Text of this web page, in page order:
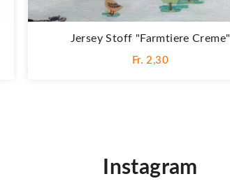
Jersey Stoff "Farmtiere Creme"
Fr. 2,30
Instagram